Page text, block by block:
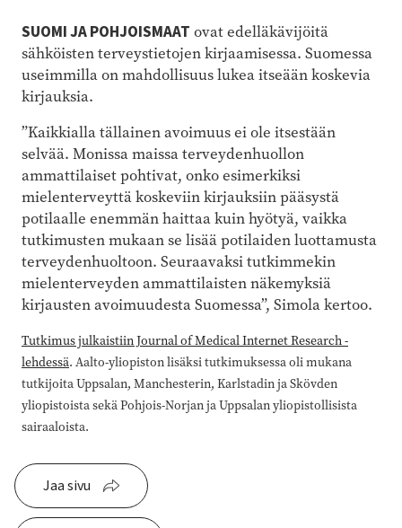
SUOMI JA POHJOISMAAT ovat edelläkävijöitä
sähköisten terveystietojen kirjaamisessa. Suomessa
useimmilla on mahdollisuus lukea itseään koskevia
kirjauksia.
”Kaikkialla tällainen avoimuus ei ole itsestään
selvää. Monissa maissa terveydenhuollon
ammattilaiset pohtivat, onko esimerkiksi
mielenterveyttä koskeviin kirjauksiin pääsystä
potilaalle enemmän haittaa kuin hyötyä, vaikka
tutkimusten mukaan se lisää potilaiden luottamusta
terveydenhuoltoon. Seuraavaksi tutkimmekin
mielenterveyden ammattilaisten näkemyksiä
kirjausten avoimuudesta Suomessa”, Simola kertoo.
Tutkimus julkaistiin Journal of Medical Internet Research -
lehdessä. Aalto-yliopiston lisäksi tutkimuksessa oli mukana
tutkijoita Uppsalan, Manchesterin, Karlstadin ja Skövden
yliopistoista sekä Pohjois-Norjan ja Uppsalan yliopistollisista
sairaaloista.
Jaa sivu